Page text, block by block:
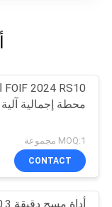
محطة إجمالية آلية
MOQ:1 مجموعة
CONTACT